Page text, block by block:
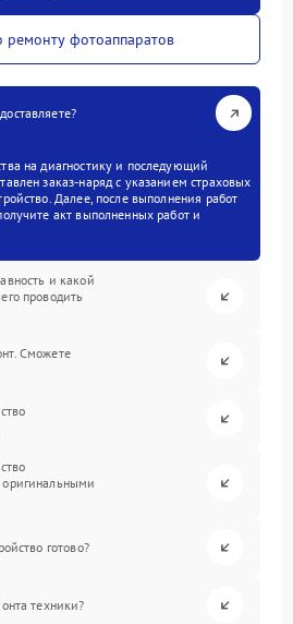
ремонту фотоаппаратов
на диагностику и последующий
заказ-наряд с указанием страховых
Далее, после выполнения работ
акт выполненных работ и
и какой
проводить
Сможете
оригинальными
готово?
техники?